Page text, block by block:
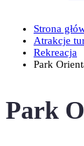
Strona
Atrakcje
Rekreacja
Park
Park